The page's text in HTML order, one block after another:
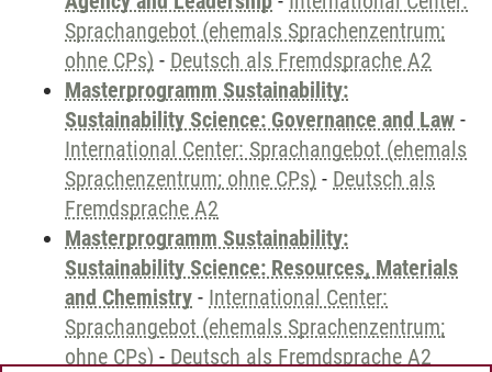
Sprachangebot (ehemals Sprachenzentrum;
ohne CPs) - Deutsch als Fremdsprache A2
Masterprogramm Sustainability:
Sustainability Science: Governance and Law -
International Center: Sprachangebot (ehemals
Sprachenzentrum; ohne CPs) - Deutsch als
Fremdsprache A2
Masterprogramm Sustainability:
Sustainability Science: Resources, Materials
and Chemistry - International Center:
Sprachangebot (ehemals Sprachenzentrum;
ohne CPs) - Deutsch als Fremdsprache A2